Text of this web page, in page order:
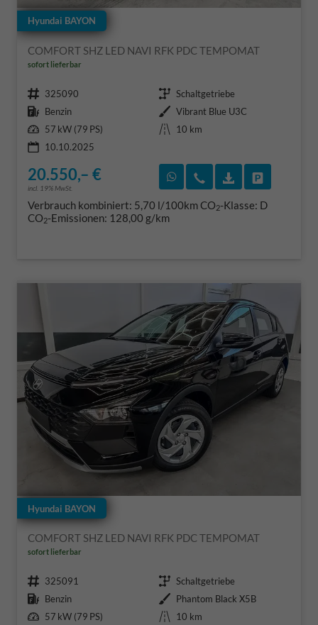
Hyundai BAYON
COMFORT SHZ LED NAVI RFK PDC TEMPOMAT
sofort lieferbar
Fahrzeugnr. 325090 Getriebe Schaltgetriebe
Kraftstoff Benzin Außenfarbe Vibrant Blue U3C
Leistung 57 kW (79 PS) Kilometerstand
10 km
10.10.2025
20.550,– €
incl. 19% MwSt.
Rückruf vereinbaren
Wir rufen Sie an
Verbrauch kombiniert: 5,70 l/100kmCO2-Klasse: D
CO2-Emissionen: 128,00 g/km
Hyundai BAYON
COMFORT SHZ LED NAVI RFK PDC TEMPOMAT
sofort lieferbar
Fahrzeugnr. 325091 Getriebe Schaltgetriebe
Kraftstoff Benzin Außenfarbe Phantom Black X5B
Leistung 57 kW (79 PS) Kilometerstand 10 km